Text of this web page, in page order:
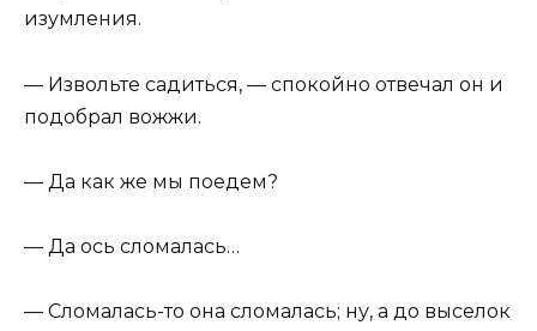
изумления.
— Извольте садиться, — спокойно отвечал он и
подобрал вожжи.
— Да как же мы поедем?
— Да ось сломалась…
— Сломалась-то она сломалась; ну, а до выселок